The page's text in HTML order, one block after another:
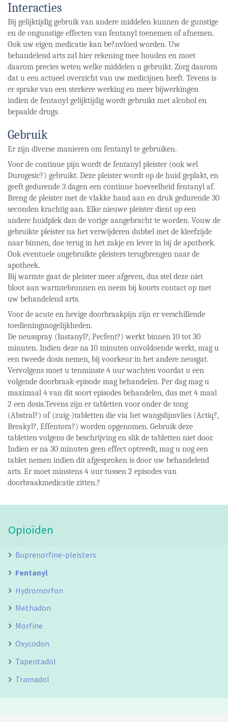
Interacties
Bij gelijktijdig gebruik van andere middelen kunnen de gunstige
en de ongunstige effecten van fentanyl toenemen of afnemen.
Ook uw eigen medicatie kan be?nvloed worden. Uw
behandelend arts zal hier rekening mee houden en moet
daarom precies weten welke middelen u gebruikt. Zorg daarom
dat u een actueel overzicht van uw medicijnen heeft. Tevens is
er sprake van een sterkere werking en meer bijwerkingen
indien de fentanyl gelijktijdig wordt gebruikt met alcohol en
bepaalde drugs.
Gebruik
Er zijn diverse manieren om fentanyl te gebruiken.
Voor de continue pijn wordt de fentanyl pleister (ook wel
Durogesic?) gebruikt. Deze pleister wordt op de huid geplakt, en
geeft gedurende 3 dagen een continue hoeveelheid fentanyl af.
Breng de pleister met de vlakke hand aan en druk gedurende 30
seconden krachtig aan. Elke nieuwe pleister dient op een
andere huidplek dan de vorige aangebracht te worden. Vouw de
gebruikte pleister na het verwijderen dubbel met de kleefzijde
naar binnen, doe terug in het zakje en lever in bij de apotheek.
Ook eventuele ongebruikte pleisters terugbrengen naar de
apotheek.
Bij warmte gaat de pleister meer afgeven, dus stel deze niet
bloot aan warmtebronnen en neem bij koorts contact op met
uw behandelend arts.
Voor de acute en hevige doorbraakpijn zijn er verschillende
toedieningmogelijkheden.
De neusspray (Instanyl?, Pecfent?) werkt binnen 10 tot 30
minuten. Indien deze na 10 minuten onvoldoende werkt, mag u
een tweede dosis nemen, bij voorkeur in het andere neusgat.
Vervolgens moet u tenminste 4 uur wachten voordat u een
volgende doorbraak-episode mag behandelen. Per dag mag u
maximaal 4 van dit soort episodes behandelen, dus met 4 maal
2 een dosis.Tevens zijn er tabletten voor onder de tong
(Abstral?) of (zuig-)tabletten die via het wangslijmvlies (Actiq?,
Breakyl?, Effentora?) worden opgenomen. Gebruik deze
tabletten volgens de beschrijving en slik de tabletten niet door.
Indien er na 30 minuten geen effect optreedt, mag u nog een
tablet nemen indien dit afgesproken is door uw behandelend
arts. Er moet minstens 4 uur tussen 2 episodes van
doorbraakmedicatie zitten.?
Opioïden
Buprenorfine-pleisters
Fentanyl
Hydromorfon
Methadon
Morfine
Oxycodon
Tapentadol
Tramadol